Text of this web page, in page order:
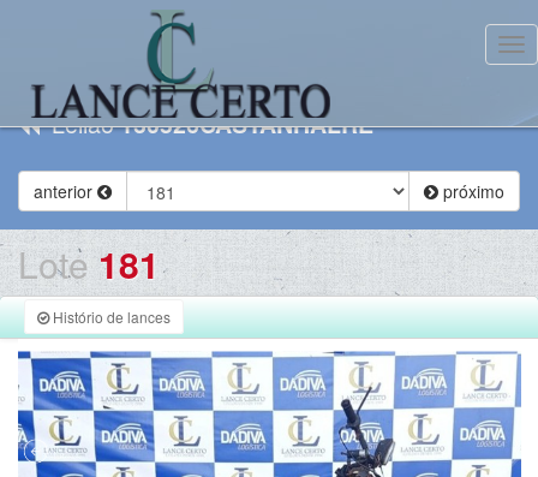
Leilão130526CASTANHALRE
anterior próximo
Lote 181
Histório de lances